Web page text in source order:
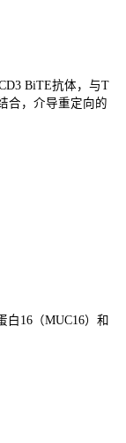
BiTE抗体，与T
合，介导重定向的
白16（MUC16）和